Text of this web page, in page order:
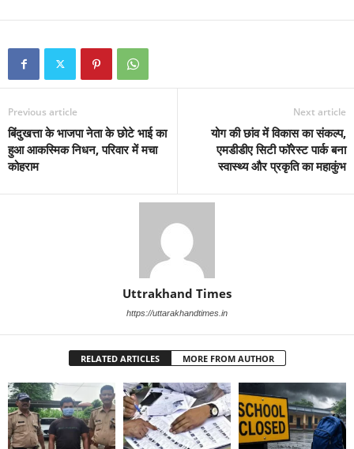
Previous article
बिंदुखत्ता के भाजपा नेता के छोटे भाई का
हुआ आकस्मिक निधन, परिवार में मचा
कोहराम
Next article
योग की छांव में विकास का संकल्प,
एमडीडीए सिटी फॉरेस्ट पार्क बना
स्वास्थ्य और प्रकृति का महाकुंभ
Uttrakhand Times
https://uttarakhandtimes.in
RELATED ARTICLES MORE FROM AUTHOR